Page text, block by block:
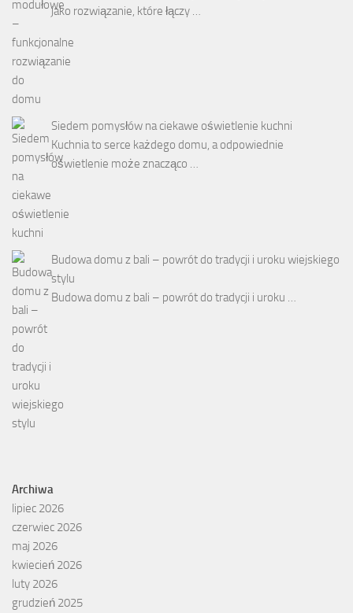
jako rozwiązanie, które łączy …
Siedem pomysłów na ciekawe oświetlenie kuchni
Kuchnia to serce każdego domu, a odpowiednie
oświetlenie może znacząco …
Budowa domu z bali – powrót do tradycji i uroku wiejskiego
stylu
Budowa domu z bali – powrót do tradycji i uroku …
Archiwa
lipiec 2026
czerwiec 2026
maj 2026
kwiecień 2026
luty 2026
grudzień 2025